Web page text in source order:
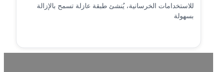
للاستخدامات الخرسانية، يُنشئ طبقة عازلة تسمح بالإزالة
بسهولة